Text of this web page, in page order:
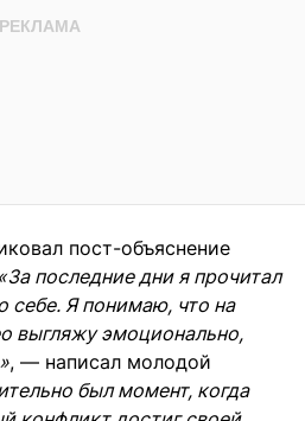
пост-объяснение
«За последние дни я прочитал
себе. Я понимаю, что на
выгляжу эмоционально,
, — написал молодой
был момент, когда